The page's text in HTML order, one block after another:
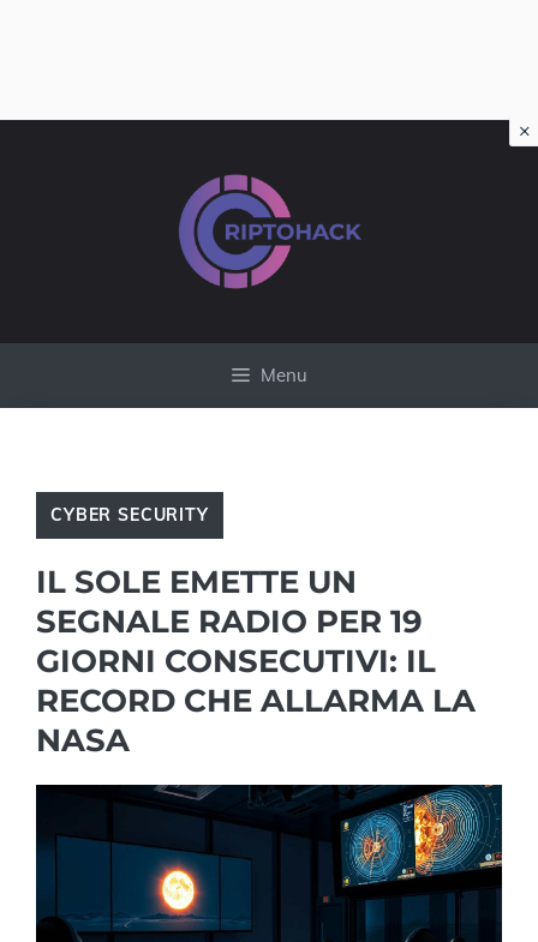
Menu
CYBER SECURITY
IL SOLE EMETTE UN
SEGNALE RADIO PER 19
GIORNI CONSECUTIVI: IL
RECORD CHE ALLARMA LA
NASA
×